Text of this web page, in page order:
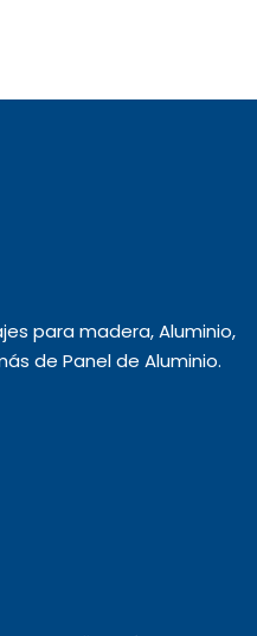
para madera, Aluminio,
de Panel de Aluminio.